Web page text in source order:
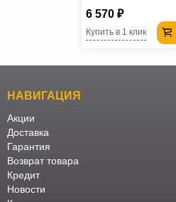
6 570 ₽
Купить в 1 клик
НАВИГАЦИЯ
Акции
Доставка
Гарантия
Возврат товара
Кредит
Новости